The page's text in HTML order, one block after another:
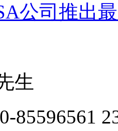
公司推出
生
85596561